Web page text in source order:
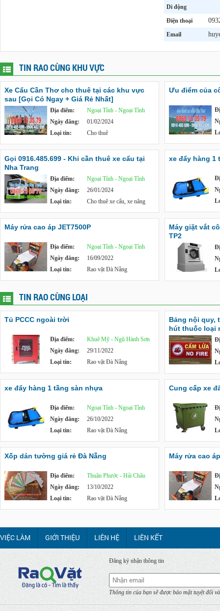
Di động
Điện thoại
Email
TIN RAO CÙNG KHU VỰC
Xe Cẩu Cần Thơ cho thuê tại các khu vực
sau [Gọi Có Ngay + Giá Rẻ Nhất]
Địa điểm:
Ngoại Tỉnh - Ngoại Tỉnh
Ngày đăng:
01/02/2024
Loại tin:
Cho thuê
Ưu điểm của
Gọi 0916.485.699 - Khi cần thuê xe cẩu tại
Nha Trang
Địa điểm:
Ngoại Tỉnh - Ngoại Tỉnh
Ngày đăng:
26/01/2024
Loại tin:
Cho thuê xe cẩu, xe nâng
xe đẩy hàng 1
Máy rửa cao áp JET7500P
Địa điểm:
Ngoại Tỉnh - Ngoại Tỉnh
Ngày đăng:
16/09/2022
Loại tin:
Rao vặt Đà Nẵng
Máy giặt vắt
TP2
TIN RAO CÙNG LOẠI
Tủ PCCC ngoài trời
Địa điểm:
Khuê Mỹ - Ngũ Hành Sơn
Ngày đăng:
29/11/2022
Loại tin:
Rao vặt Đà Nẵng
Bảng nội quy,
hút thuốc loại
xe đẩy hàng 1 tầng sàn nhựa
Địa điểm:
Ngoại Tỉnh - Ngoại Tỉnh
Ngày đăng:
26/10/2022
Loại tin:
Rao vặt Đà Nẵng
Cung cấp xe
Xốp dán tường giá rẻ Đà Nẵng
Địa điểm:
Thuận Phước - Hải Châu
Ngày đăng:
13/10/2022
Loại tin:
Rao vặt Đà Nẵng
Máy rửa cao
VIỆC LÀM GIỚI THIỆU LIÊN HỆ LIÊN KẾT
Đăng ký nhận thông tin
Thông tin của bạn sẽ được bảo mật tuyệt đối